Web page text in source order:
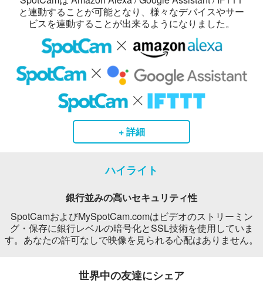
と連動することが可能となり、様々なデバイスやサー
ビスを連動することが出来るようになりました。
+ 詳細
ハイライト
銀行並みの高いセキュリティ性
SpotCamおよびMySpotCam.comはビデオのストリーミン
グ・保存に銀行レベルの暗号化とSSL技術を使用していま
す。あなたの許可なしで映像を見られる心配はありません。
世界中の友達にシェア